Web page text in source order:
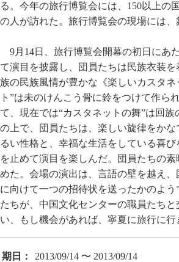
る。今年の旅行博覧会には、150以上の
の人が訪れた。旅行博覧会の現場には
9月14日、旅行博覧会開幕の初日にあ
て演目を披露し、団員たちは民族衣装
族の民族風情が豊かな《楽しいカスタ
ト”は未のけんこう骨に鈴をつけて作ら
て、現在では“カスタネットの舞”は回
の上で、団員たちは、楽しい旋律をか
るい性格と、幸福な生活をしている喜
を止めて演目を楽しんだ。団員たちの
めた。会場の演出は、言語の壁を越え
に向けて一つの招待状を送ったかのよ
たちが、中国文化センターの職員たち
い、もし機会があれば、寧夏に旅行に行
期日：
2013/09/14 〜 2013/09/14